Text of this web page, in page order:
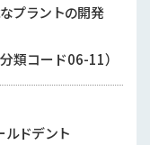
プラントの開発
類コード06-11）
ルドデント